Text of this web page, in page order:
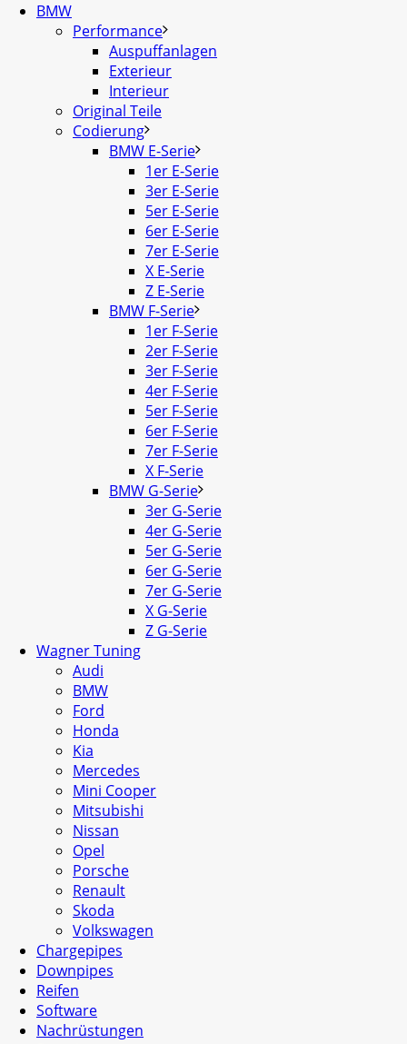
BMW
Performance
Auspuffanlagen
Exterieur
Interieur
Original Teile
Codierung
BMW E-Serie
1er E-Serie
3er E-Serie
5er E-Serie
6er E-Serie
7er E-Serie
X E-Serie
Z E-Serie
BMW F-Serie
1er F-Serie
2er F-Serie
3er F-Serie
4er F-Serie
5er F-Serie
6er F-Serie
7er F-Serie
X F-Serie
BMW G-Serie
3er G-Serie
4er G-Serie
5er G-Serie
6er G-Serie
7er G-Serie
X G-Serie
Z G-Serie
Wagner Tuning
Audi
BMW
Ford
Honda
Kia
Mercedes
Mini Cooper
Mitsubishi
Nissan
Opel
Porsche
Renault
Skoda
Volkswagen
Chargepipes
Downpipes
Reifen
Software
Nachrüstungen